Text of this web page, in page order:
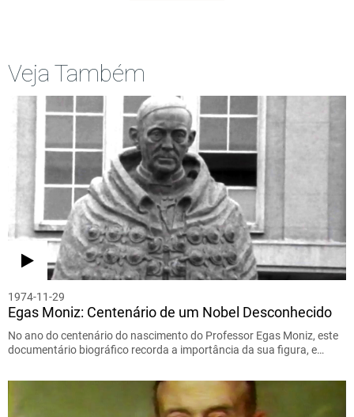
Veja Também
1974-11-29
Egas Moniz: Centenário de um Nobel Desconhecido
No ano do centenário do nascimento do Professor Egas Moniz, este
documentário biográfico recorda a importância da sua figura, e…